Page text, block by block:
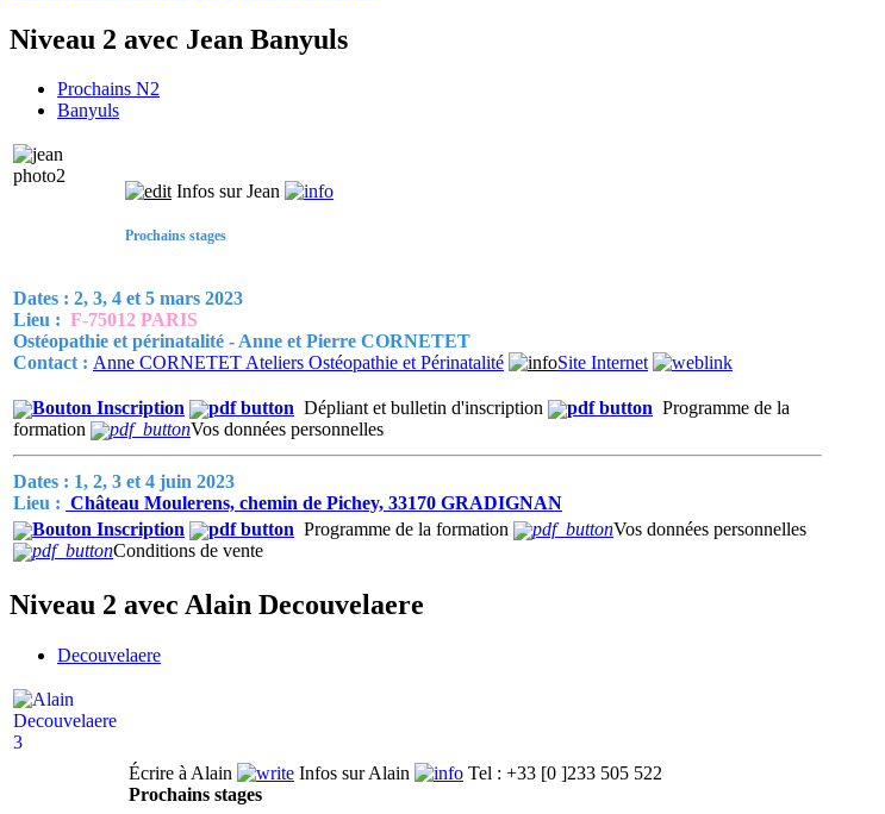
Niveau 2 avec Jean Banyuls
Prochains N2
Banyuls
Infos sur Jean
Prochains stages
Dates : 2, 3, 4 et 5 mars 2023
Lieu : F-75012 PARIS
Ostéopathie et périnatalité - Anne et Pierre CORNETET
Contact : Anne CORNETET Ateliers Ostéopathie et Périnatalité Site Internet
Dépliant et bulletin d'inscription
Programme de la
formation
Vos données personnelles
Dates : 1, 2, 3 et 4 juin 2023
Lieu : Château Moulerens, chemin de Pichey, 33170 GRADIGNAN
Programme de la formation
Vos données personnelles
Conditions de vente
Niveau 2 avec Alain Decouvelaere
Decouvelaere
Écrire à Alain Infos sur Alain
Tel : +33 [0 ]233 505 522
Prochains stages